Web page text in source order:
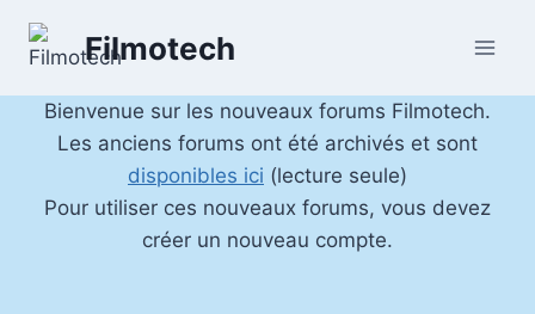
Filmotech
Bienvenue sur les nouveaux forums Filmotech.
Les anciens forums ont été archivés et sont
disponibles ici (lecture seule)
Pour utiliser ces nouveaux forums, vous devez
créer un nouveau compte.